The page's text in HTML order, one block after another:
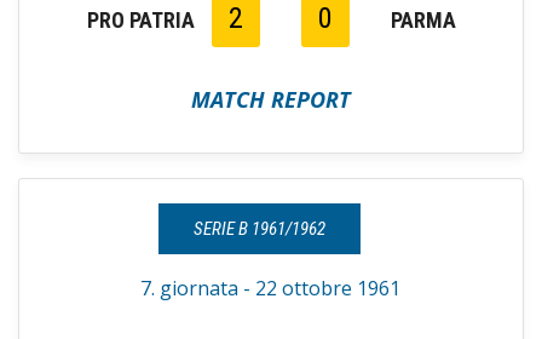
PRO PATRIA 2 0 PARMA
MATCH REPORT
SERIE B 1961/1962
7. giornata - 22 ottobre 1961